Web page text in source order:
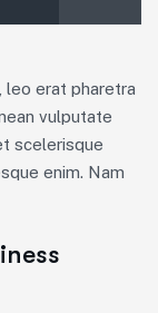
leo erat pharetra
vulputate
scelerisque
enim. Nam